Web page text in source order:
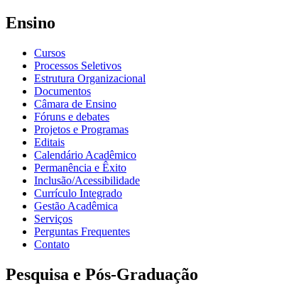
Ensino
Cursos
Processos Seletivos
Estrutura Organizacional
Documentos
Câmara de Ensino
Fóruns e debates
Projetos e Programas
Editais
Calendário Acadêmico
Permanência e Êxito
Inclusão/Acessibilidade
Currículo Integrado
Gestão Acadêmica
Serviços
Perguntas Frequentes
Contato
Pesquisa e Pós-Graduação